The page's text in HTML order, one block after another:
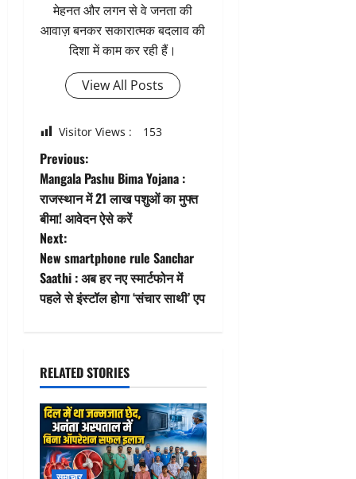
मेहनत और लगन से वे जनता की
आवाज़ बनकर सकारात्मक बदलाव की
दिशा में काम कर रही हैं।
View All Posts
Visitor Views : 153
P
o
s
t
n
v
i
g
a
Previous:
Mangala Pashu Bima Yojana :
राजस्थान में 21 लाख पशुओं का मुफ्त
बीमा! आवेदन ऐसे करें
Next:
New smartphone rule Sanchar
Saathi : अब हर नए स्मार्टफोन में
पहले से इंस्टॉल होगा ‘संचार साथी’ एप
RELATED STORIES